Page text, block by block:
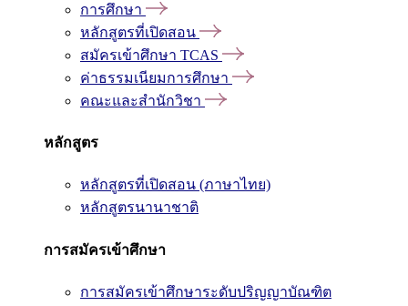
การศึกษา
หลักสูตรที่เปิดสอน
สมัครเข้าศึกษา TCAS
ค่าธรรมเนียมการศึกษา
คณะและสำนักวิชา
หลักสูตร
หลักสูตรที่เปิดสอน (ภาษาไทย)
หลักสูตรนานาชาติ
การสมัครเข้าศึกษา
การสมัครเข้าศึกษาระดับปริญญาบัณฑิต